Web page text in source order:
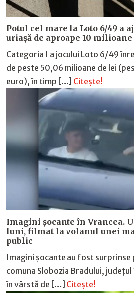
Potul cel mare la Loto 6/49 a
uriașă de aproape 10 milioane
Categoria I a jocului Loto 6/49
de peste 50,06 milioane de lei
euro), în timp […] Citește!
Imagini șocante în Vrancea.
luni, filmat la volanul unei
public
Imagini șocante au fost surprinse
comuna Slobozia Bradului, județul
în vârstă de […] Citește!